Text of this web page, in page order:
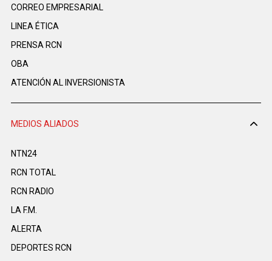
CORREO EMPRESARIAL
LINEA ÉTICA
PRENSA RCN
OBA
ATENCIÓN AL INVERSIONISTA
MEDIOS ALIADOS
NTN24
RCN TOTAL
RCN RADIO
LA F.M.
ALERTA
DEPORTES RCN